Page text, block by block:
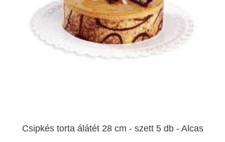
Csipkés torta álátét 28 cm - szett 5 db - Alcas